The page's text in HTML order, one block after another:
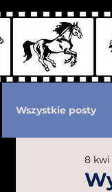
Wszystkie posty
Podział8 kwi